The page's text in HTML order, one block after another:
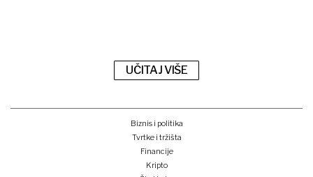
UČITAJ VIŠE
Biznis i politika
Tvrtke i tržišta
Financije
Kripto